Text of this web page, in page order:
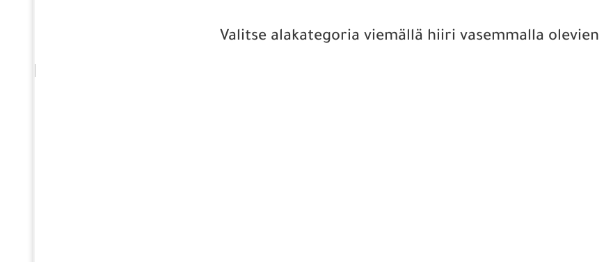
Valitse alakategoria viemällä hiiri vasemmalla olevien